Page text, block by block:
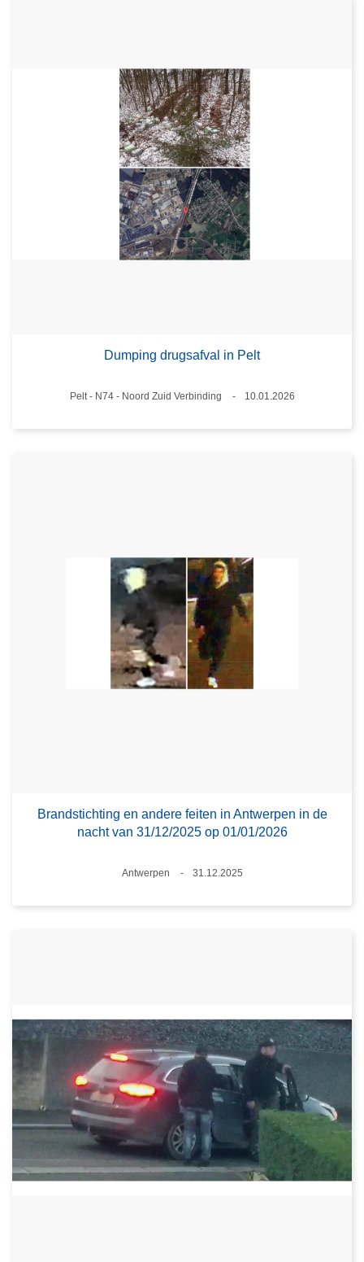
Dumping drugsafval in Pelt
Plaats
Pelt - N74 - Noord Zuid Verbinding
10.01.2026
Brandstichting en andere feiten in Antwerpen in de
nacht van 31/12/2025 op 01/01/2026
Plaats
Antwerpen
31.12.2025